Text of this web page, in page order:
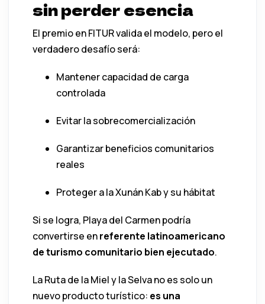
sin perder esencia
El premio en FITUR valida el modelo, pero el
verdadero desafío será:
Mantener capacidad de carga
controlada
Evitar la sobrecomercialización
Garantizar beneficios comunitarios
reales
Proteger a la Xunán Kab y su hábitat
Si se logra, Playa del Carmen podría
convertirse enreferente latinoamericano
de turismo comunitario bien ejecutado.
La Ruta de la Miel y la Selva no es solo un
nuevo producto turístico: es una